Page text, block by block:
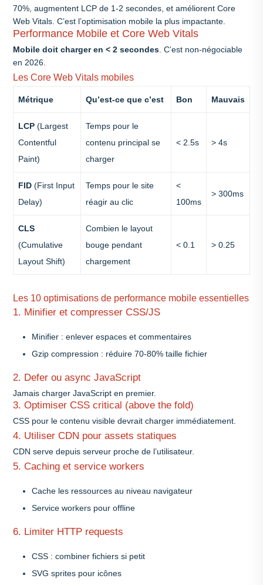
70%, augmentent LCP de 1-2 secondes, et améliorent Core
Web Vitals. C’est l’optimisation mobile la plus impactante.
Performance Mobile et Core Web Vitals
Mobile doit charger en < 2 secondes. C’est non-négociable
en 2026.
Les Core Web Vitals mobiles
Métrique Qu’est-ce que c’est Bon Mauvais
LCP (Largest
Contentful
Paint)
Temps pour le
contenu principal se
charger
< 2.5s > 4s
FID (First Input
Delay)
Temps pour le site
réagir au clic
<
100ms
> 300ms
CLS
(Cumulative
Layout Shift)
Combien le layout
bouge pendant
chargement
< 0.1 > 0.25
Les 10 optimisations de performance mobile essentielles
1. Minifier et compresser CSS/JS
Minifier : enlever espaces et commentaires
Gzip compression : réduire 70-80% taille fichier
2. Defer ou async JavaScript
Jamais charger JavaScript en premier.
3. Optimiser CSS critical (above the fold)
CSS pour le contenu visible devrait charger immédiatement.
4. Utiliser CDN pour assets statiques
CDN serve depuis serveur proche de l’utilisateur.
5. Caching et service workers
Cache les ressources au niveau navigateur
Service workers pour offline
6. Limiter HTTP requests
CSS : combiner fichiers si petit
SVG sprites pour icônes